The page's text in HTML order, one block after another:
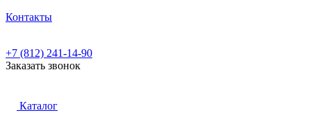
Контакты
+7 (812) 241-14-90
Заказать звонок
Каталог